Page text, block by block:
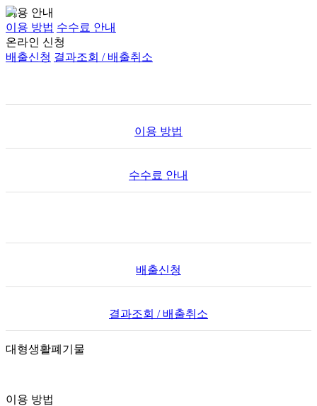
이용 안내
이용 방법 수수료 안내
온라인 신청
배출신청 결과조회 / 배출취소
이용 방법
수수료 안내
배출신청
결과조회 / 배출취소
대형생활폐기물
이용 방법